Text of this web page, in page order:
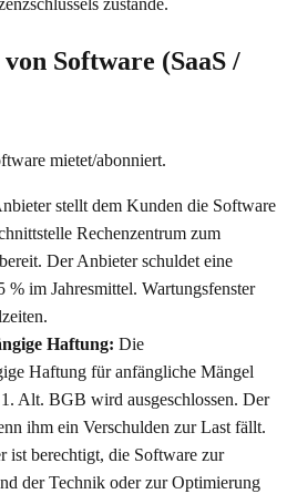
zustande.
Software (SaaS /
mietet/abonniert.
stellt dem Kunden die Software
Rechenzentrum zum
Der Anbieter schuldet eine
im Jahresmittel. Wartungsfenster
Haftung: Die
Haftung für anfängliche Mängel
Alt. BGB wird ausgeschlossen. Der
ihm ein Verschulden zur Last fällt.
ist berechtigt, die Software zur
der Technik oder zur Optimierung